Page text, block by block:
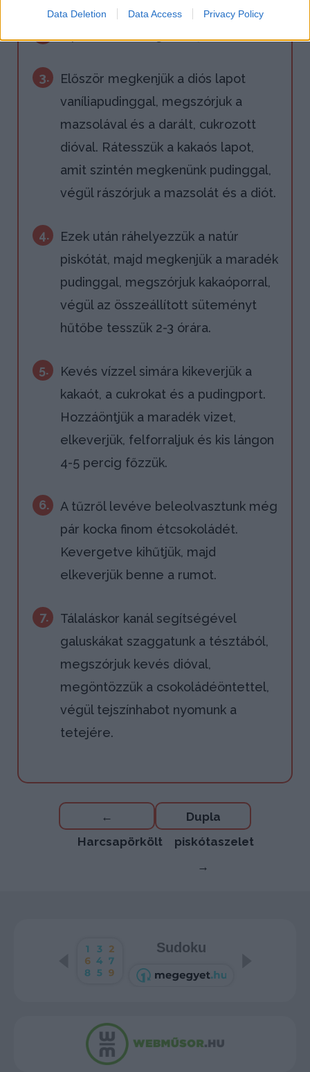
Data Deletion Data Access Privacy Policy
3.
Először megkenjük a diós lapot
vaníliapudinggal, megszórjuk a
mazsolával és a darált, cukrozott
dióval. Rátesszük a kakaós lapot,
amit szintén megkenünk pudinggal,
végül rászórjuk a mazsolát és a diót.
4.
Ezek után ráhelyezzük a natúr
piskótát, majd megkenjük a maradék
pudinggal, megszórjuk kakaóporral,
végül az összeállított süteményt
hűtőbe tesszük 2-3 órára.
5.
Kevés vízzel simára kikeverjük a
kakaót, a cukrokat és a pudingport.
Hozzáöntjük a maradék vizet,
elkeverjük, felforraljuk és kis lángon
4-5 percig főzzük.
6.
A tűzről levéve beleolvasztunk még
pár kocka finom étcsokoládét.
Kevergetve kihűtjük, majd
elkeverjük benne a rumot.
7.
Tálaláskor kanál segítségével
galuskákat szaggatunk a tésztából,
megszórjuk kevés dióval,
megöntözzük a csokoládéöntettel,
végül tejszínhabot nyomunk a
tetejére.
Bejegyzés
navigáció
←
Harcsapörkölt
Dupla
piskótaszelet
→
Sudoku